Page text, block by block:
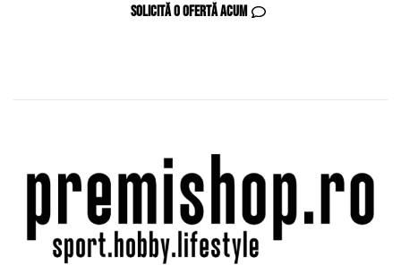
Solicită o ofertă acum